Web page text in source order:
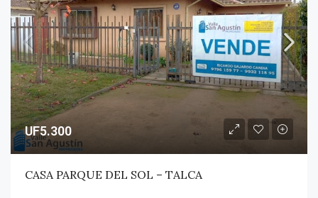
UF5.300
CASA PARQUE DEL SOL – TALCA